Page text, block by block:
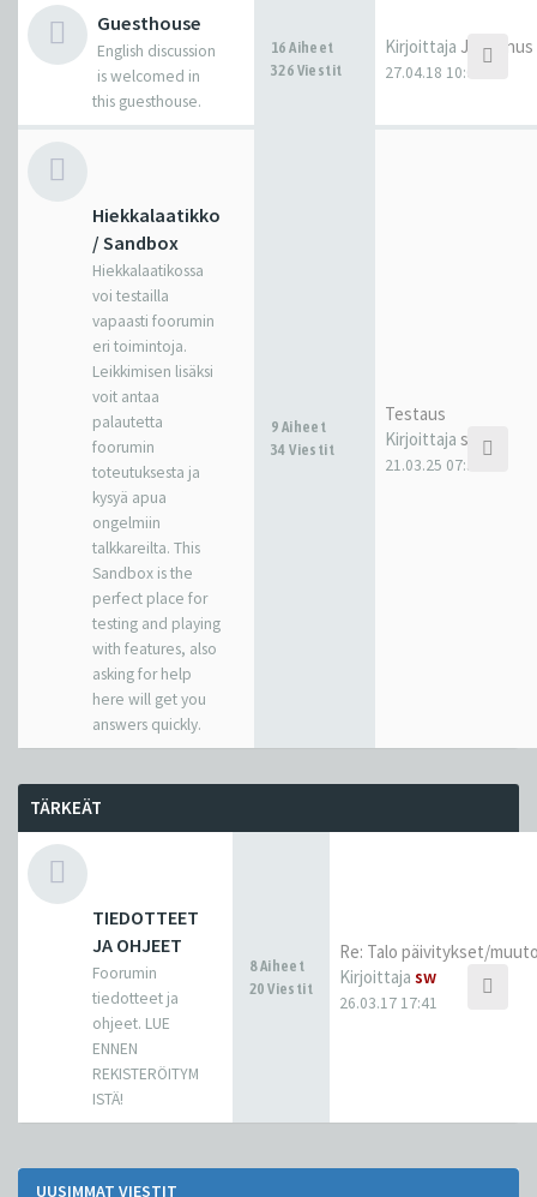
UUSIMMAT VIESTIT
Guesthouse
English discussion
is welcomed in
this guesthouse.
16 Aiheet
326 Viestit
Kirjoittaja Juhannus
27.04.18 10:01
Hiekkalaatikko
/ Sandbox
Hiekkalaatikossa
voi testailla
vapaasti foorumin
eri toimintoja.
Leikkimisen lisäksi
voit antaa
palautetta
foorumin
toteutuksesta ja
kysyä apua
ongelmiin
talkkareilta. This
Sandbox is the
perfect place for
testing and playing
with features, also
asking for help
here will get you
answers quickly.
9 Aiheet
34 Viestit
Testaus
Kirjoittaja sakkr
21.03.25 07:38
TÄRKEÄT
TIEDOTTEET
JA OHJEET
Foorumin
tiedotteet ja
ohjeet. LUE
ENNEN
REKISTERÖITYM
ISTÄ!
8 Aiheet
20 Viestit
Re: Talo päivitykset/
Kirjoittaja sw
26.03.17 17:41